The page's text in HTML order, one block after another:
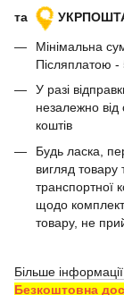
та
Мінімальна
Післяплатою -
У разі
незалежно
коштів
Будь ласка,
вигляд товару
транспортної
щодо
товару, не
Більше
Безкоштовна